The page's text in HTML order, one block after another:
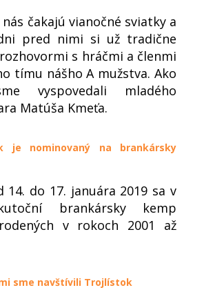
čakajú vianočné sviatky a
pred nimi si už tradične
s hráčmi a členmi
tímu nášho A mužstva. Ako
vyspovedali mladého
Matúša Kmeťa.
je nominovaný na brankársky
14. do 17. januára 2019 sa v
brankársky kemp
v rokoch 2001 až
sme navštívili Trojlístok